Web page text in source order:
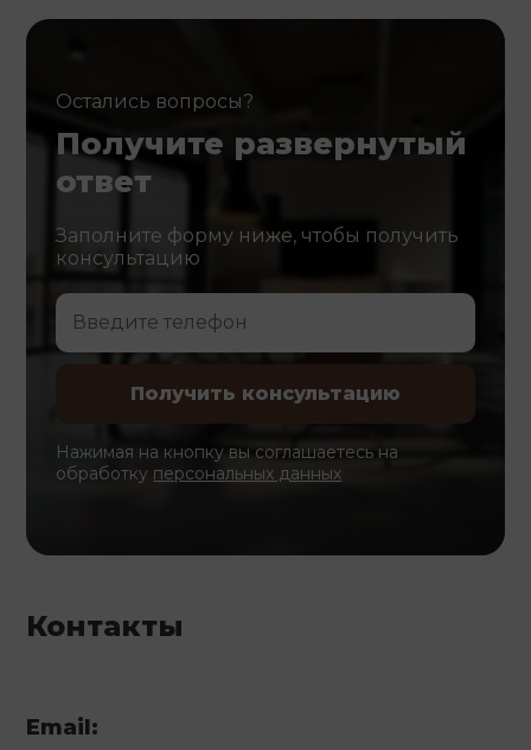
Остались вопросы?
Получите развернутый
ответ
Заполните форму ниже, чтобы получить
консультацию
Нажимая на кнопку вы соглашаетесь на
обработку персональных данных
Контакты
Email: